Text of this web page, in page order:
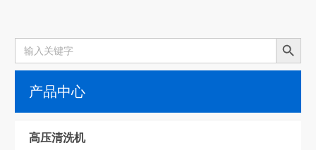
Search
for:
搜索按钮
产品中心
高压清洗机